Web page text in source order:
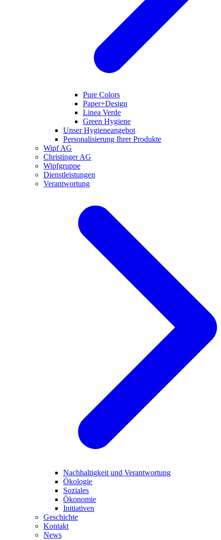
Pure Colors
Paper+Design
Linea Verde
Green Hygiene
Unser Hygieneangebot
Personalisierung Ihrer Produkte
Wipf AG
Christinger AG
Wipfgruppe
Dienstleistungen
Verantwortung
Nachhaltigkeit und Verantwortung
Ökologie
Soziales
Ökonomie
Initiativen
Geschichte
Kontakt
News